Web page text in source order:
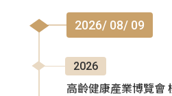
2026/ 08/ 09
2026
高齡健康產業博覽會